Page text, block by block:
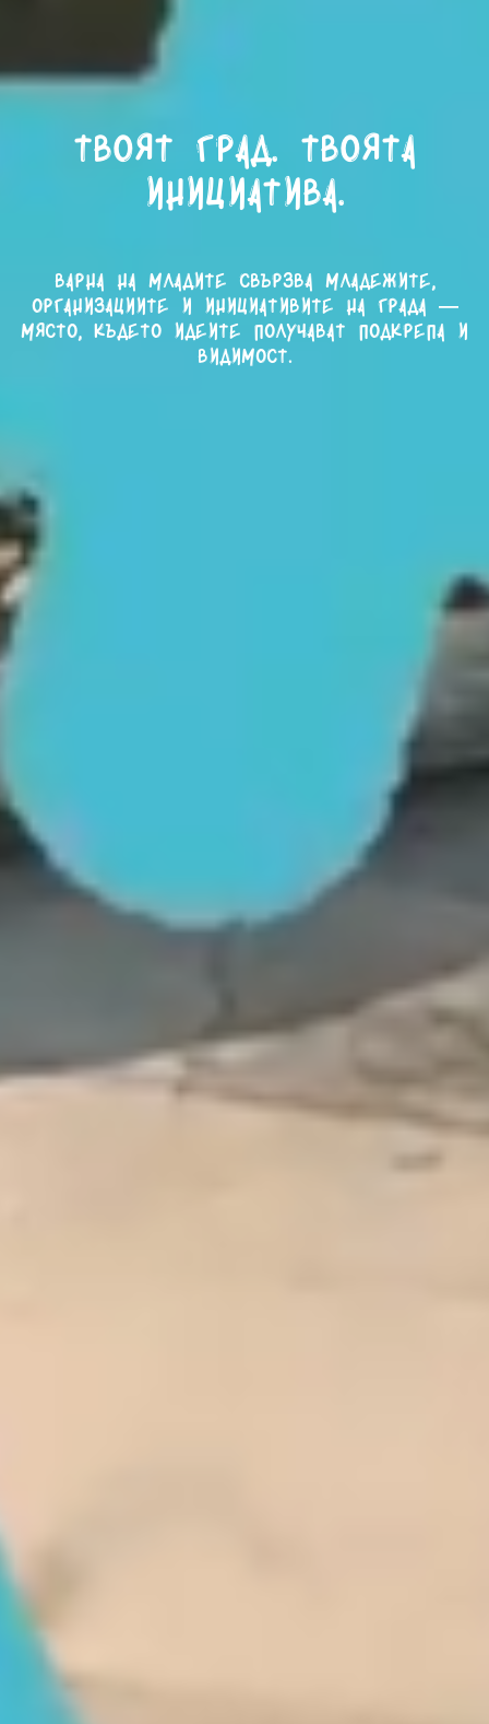
Твоят град. Твоята
инициатива.
Варна на младите свързва младежите,
организациите и инициативите на града —
място, където идеите получават подкрепа и
видимост.